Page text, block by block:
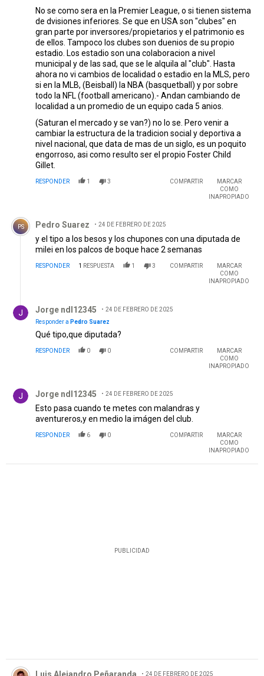
No se como sera en la Premier League, o si tienen sistema
de dvisiones inferiores. Se que en USA son "clubes" en
gran parte por inversores/propietarios y el patrimonio es
de ellos. Tampoco los clubes son duenios de su propio
estadio. Los estadio son una colaboracion a nivel
municipal y de las sad, que se le alquila al "club". Hasta
ahora no vi cambios de localidad o estadio en la MLS, pero
si en la MLB, (Beisball) la NBA (basquetball) y por sobre
todo la NFL (football americano).- Andan cambiando de
localidad a un promedio de un equipo cada 5 anios.
(Saturan el mercado y se van?) no lo se. Pero venir a
cambiar la estructura de la tradicion social y deportiva a
nivel nacional, que data de mas de un siglo, es un poquito
engorroso, asi como resulto ser el propio Foster Child
Gillet.
RESPONDER 1 3 COMPARTIR
MARCAR
COMO
INAPROPIADO
Comentario de Pedro Suarez.
PS Pedro Suarez 24 DE FEBRERO DE 2025
y el tipo a los besos y los chupones con una diputada de
milei en los palcos de boque hace 2 semanas
RESPONDER 1 RESPUESTA 1 3 COMPARTIR
MARCAR
COMO
INAPROPIADO
Jorge ndl12345
24 DE FEBRERO DE 2025
Responder a Pedro Suarez
Qué tipo,que diputada?
RESPONDER 0 0 COMPARTIR
MARCAR
COMO
INAPROPIADO
Jorge ndl12345 24 DE FEBRERO DE 2025
Esto pasa cuando te metes con malandras y
aventureros,y en medio la imágen del club.
RESPONDER 6 0 COMPARTIR
MARCAR
COMO
INAPROPIADO
PUBLICIDAD
Comentario de Luis Alejandro Peñaranda.
24 DE FEBRERO DE 2025